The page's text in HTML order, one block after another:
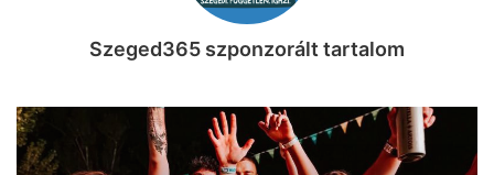
Szeged365 szponzorált tartalom